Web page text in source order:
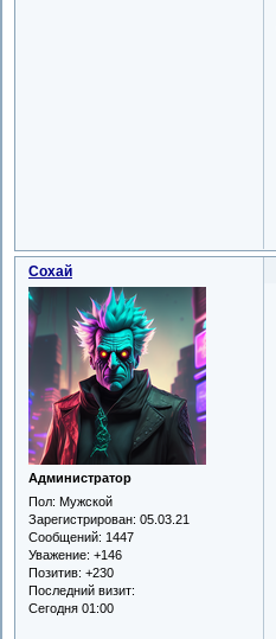
Сохай
Администратор
Пол: Мужской
Зарегистрирован: 05.03.21
Сообщений: 1447
Уважение: +146
Позитив: +230
Последний визит:
Сегодня 01:00